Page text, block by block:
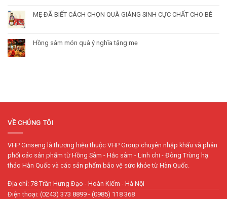
MẸ ĐÃ BIẾT CÁCH CHỌN QUÀ GIÁNG SINH CỰC CHẤT CHO BÉ
Hồng sâm món quà ý nghĩa tặng mẹ
VỀ CHÚNG TÔI
VHP Ginseng là thương hiệu thuộc VHP Group chuyên nhập khẩu và phân
phối các sản phẩm từ Hồng Sâm - Hắc sâm - Linh chi - Đông Trùng hạ
thảo Hàn Quốc và các sản phẩm bảo vệ sức khỏe từ Hàn Quốc.
Địa chỉ: 78 Trần Hưng Đạo - Hoàn Kiếm - Hà Nội
Điện thoại: (0243) 373 8899 - (0985) 118 368